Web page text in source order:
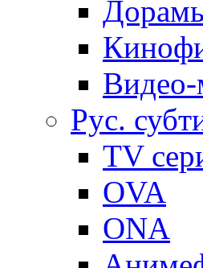
Видео-
Рус.
TV
OVA
ONA